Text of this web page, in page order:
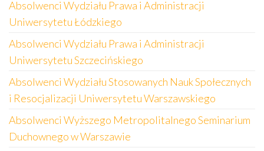
Absolwenci Wydziału Prawa i Administracji
Uniwersytetu Łódzkiego
Absolwenci Wydziału Prawa i Administracji
Uniwersytetu Szczecińskiego
Absolwenci Wydziału Stosowanych Nauk Społecznych
i Resocjalizacji Uniwersytetu Warszawskiego
Absolwenci Wyższego Metropolitalnego Seminarium
Duchownego w Warszawie